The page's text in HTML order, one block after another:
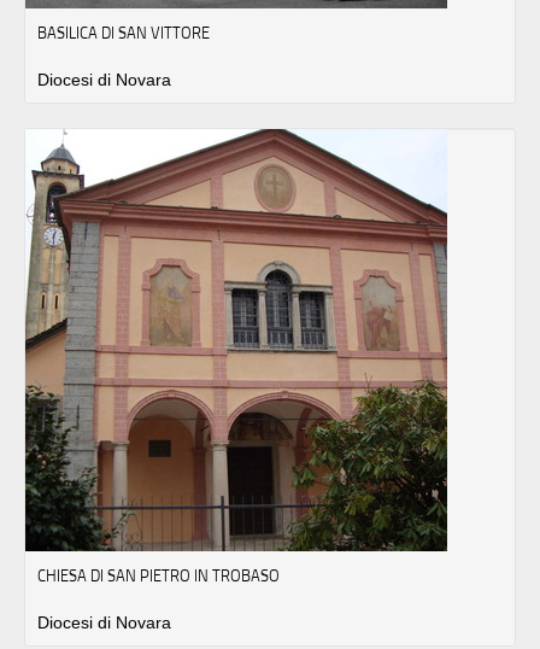
BASILICA DI SAN VITTORE
Diocesi di Novara
CHIESA DI SAN PIETRO IN TROBASO
Diocesi di Novara